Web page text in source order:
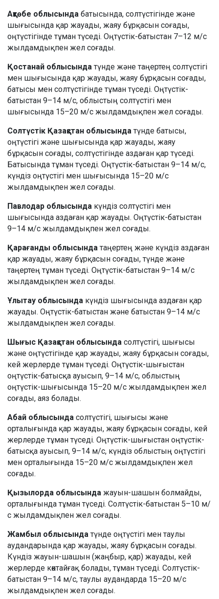
Ақтөбе облысында батысында, солтүстігінде және
шығысында қар жауады, жаяу бұрқасын соғады,
оңтүстігінде тұман түседі. Оңтүстік-батыстан 7–12 м/с
жылдамдықпен жел соғады.
Қостанай облысында түнде және таңертең солтүстігі
мен шығысында қар жауады, жаяу бұрқасын соғады,
батысы мен солтүстігінде тұман түседі. Оңтүстік-
батыстан 9–14 м/с, облыстың солтүстігі мен
шығысында 15–20 м/с жылдамдықпен жел соғады.
Солтүстік Қазақстан облысында түнде батысы,
оңтүстігі және шығысында қар жауады, жаяу
бұрқасын соғады, солтүстігінде аздаған қар түседі.
Батысында тұман түседі. Оңтүстік-батыстан 9–14 м/с,
күндіз оңтүстігі мен шығысында 15–20 м/с
жылдамдықпен жел соғады.
Павлодар облысында күндіз солтүстігі мен
шығысында аздаған қар жауады. Оңтүстік-батыстан
9–14 м/с жылдамдықпен жел соғады.
Қарағанды облысында таңертең және күндіз аздаған
қар жауады, жаяу бұрқасын соғады, түнде және
таңертең тұман түседі. Оңтүстік-батыстан 9–14 м/с
жылдамдықпен жел соғады.
Ұлытау облысында күндіз шығысында аздаған қар
жауады. Оңтүстік-батыстан және батыстан 9–14 м/с
жылдамдықпен жел соғады.
Шығыс Қазақстан облысында солтүстігі, шығысы
және оңтүстігінде қар жауады, жаяу бұрқасын соғады,
кей жерлерде тұман түседі. Оңтүстік-шығыстан
оңтүстік-батысқа ауысып, 9–14 м/с, облыстың
оңтүстік-шығысында 15–20 м/с жылдамдықпен жел
соғады, аяз болады.
Абай облысында солтүстігі, шығысы және
орталығында қар жауады, жаяу бұрқасын соғады, кей
жерлерде тұман түседі. Оңтүстік-шығыстан оңтүстік-
батысқа ауысып, 9–14 м/с, күндіз облыстың оңтүстігі
мен орталығында 15–20 м/с жылдамдықпен жел
соғады.
Қызылорда облысында жауын-шашын болмайды,
орталығында тұман түседі. Солтүстік-батыстан 5–10 м/
с жылдамдықпен жел соғады.
Жамбыл облысында түнде оңтүстігі мен таулы
аудандарында қар жауады, жаяу бұрқасын соғады.
Күндіз жауын-шашын (жаңбыр, қар) жауады, кей
жерлерде көктайғақ болады, тұман түседі. Солтүстік-
батыстан 9–14 м/с, таулы аудандарда 15–20 м/с
жылдамдықпен жел соғады.